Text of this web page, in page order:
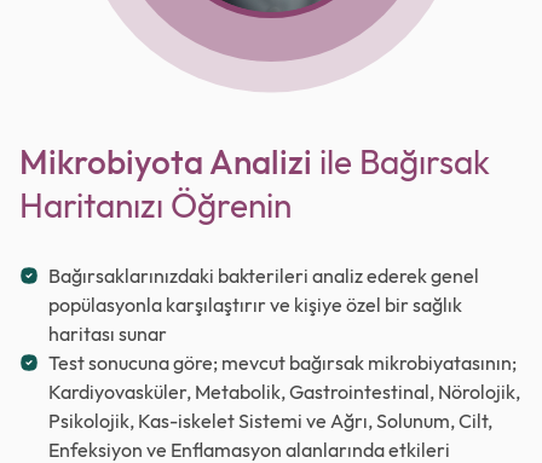
Mikrobiyota Analizi ile Bağırsak
Haritanızı Öğrenin
Bağırsaklarınızdaki bakterileri analiz ederek genel
popülasyonla karşılaştırır ve kişiye özel bir sağlık
haritası sunar
Test sonucuna göre; mevcut bağırsak mikrobiyatasının;
Kardiyovasküler, Metabolik, Gastrointestinal, Nörolojik,
Psikolojik, Kas-iskelet Sistemi ve Ağrı, Solunum, Cilt,
Enfeksiyon ve Enflamasyon alanlarında etkileri